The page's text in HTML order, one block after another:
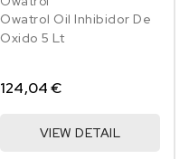
Owatrol Oil Inhibidor De
Oxido 5 Lt
124,04 €
VIEW DETAIL